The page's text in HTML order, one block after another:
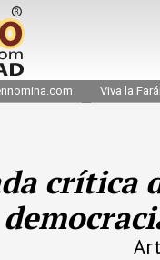
Viva la
crítica